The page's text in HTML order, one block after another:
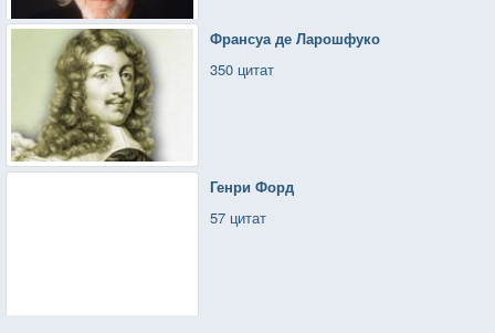
Франсуа де Ларошфуко
350 цитат
Генри Форд
57 цитат